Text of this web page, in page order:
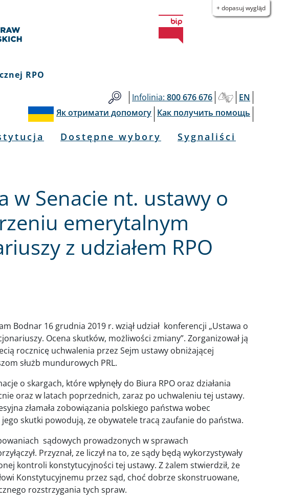
+ dopasuj wygląd
RPO
Infolinia: 800 676 676
EN
Як отримати допомогу Как получить помощь
Dostępne wybory Sygnaliści
w Senacie nt. ustawy o
emerytalnym
z udziałem RPO
Bodnar 16 grudnia 2019 r. wziął udział konferencji „Ustawa o
Ocena skutków, możliwości zmiany”. Zorganizował ją
rocznicę uchwalenia przez Sejm ustawy obniżającej
służb mundurowych PRL.
o skargach, które wpłynęły do Biura RPO oraz działania
oraz w latach poprzednich, zaraz po uchwaleniu tej ustawy.
złamała zobowiązania polskiego państwa wobec
skutki powodują, ze obywatele tracą zaufanie do państwa.
sądowych prowadzonych w sprawach
Przyznał, ze liczył na to, ze sądy będą wykorzystywały
kontroli konstytucyjności tej ustawy. Z żalem stwierdził, że
Konstytucyjnemu przez sąd, choć dobrze skonstruowane,
rozstrzygania tych spraw.